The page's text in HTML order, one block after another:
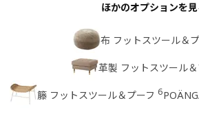
ほかのオプションを
布 フットスツール＆
革製 フットスツール＆
籐 フットスツール＆プーフ 6